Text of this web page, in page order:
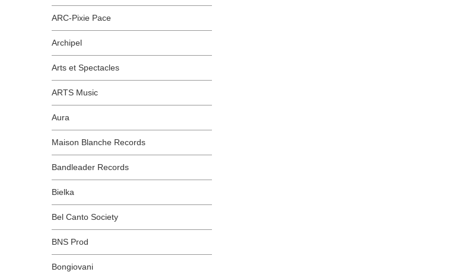
ARC-Pixie Pace
Archipel
Arts et Spectacles
ARTS Music
Aura
Maison Blanche Records
Bandleader Records
Bielka
Bel Canto Society
BNS Prod
Bongiovani